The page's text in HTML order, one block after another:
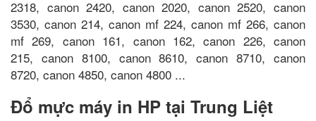
2318, canon 2420, canon 2020, canon 2520, canon
3530, canon 214, canon mf 224, canon mf 266, canon
mf 269, canon 161, canon 162, canon 226, canon
215, canon 8100, canon 8610, canon 8710, canon
8720, canon 4850, canon 4800 ...
Đổ mực máy in HP tại Trung Liệt